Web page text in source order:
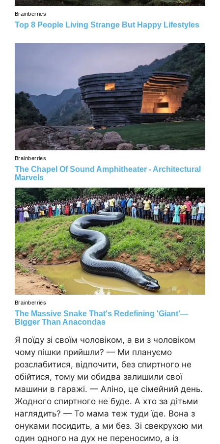
Я поїду зі своїм чоловіком, а ви з чоловіком
чому пішки прийшли? — Ми плануємо
розслабитися, відпочити, без спиртного не
обійтися, тому ми обидва залишили свої
машини в гаражі. — Аліно, це сімейний день.
Жодного спиртного не буде. А хто за дітьми
наглядить? — То мама теж туди їде. Вона з
онуками посидить, а ми без. Зі свекрухою ми
один одного на дух не переносимо, а із